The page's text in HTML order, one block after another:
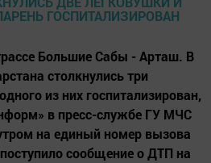
Большие Сабы - Арташ. В
столкнулись три
из них госпитализирован,
в пресс-службе ГУ МЧС
на единый номер вызова
сообщение о ДТП на